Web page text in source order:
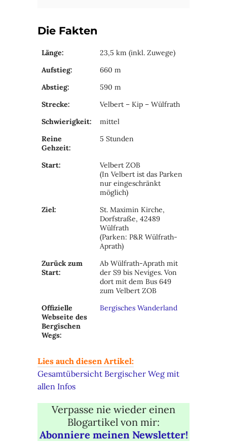
Die Fakten
Länge:
23,5 km (inkl. Zuwege)
Aufstieg:
660 m
Abstieg:
590 m
Strecke:
Velbert – Kip – Wülfrath
Schwierigkeit:
mittel
Reine
Gehzeit:
5 Stunden
Start:
Velbert ZOB
(In Velbert ist das Parken
nur eingeschränkt
möglich)
Ziel:
St. Maximin Kirche,
Dorfstraße, 42489
Wülfrath
(Parken: P&R Wülfrath-
Aprath)
Zurück zum
Start:
Ab Wülfrath-Aprath mit
der S9 bis Neviges. Von
dort mit dem Bus 649
zum Velbert ZOB
Offizielle
Webseite des
Bergischen
Wegs:
Bergisches Wanderland
Lies auch diesen Artikel:
Gesamtübersicht Bergischer Weg mit
allen Infos
Verpasse nie wieder einen
Blogartikel von mir:
Abonniere meinen Newsletter!